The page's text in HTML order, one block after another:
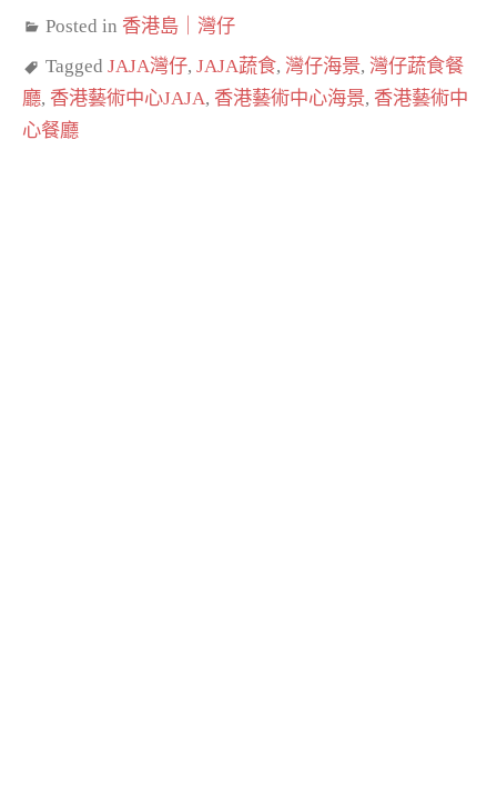
Posted in 香港島｜灣仔
Tagged JAJA灣仔, JAJA蔬食, 灣仔海景, 灣仔蔬食餐
廳, 香港藝術中心JAJA, 香港藝術中心海景, 香港藝術中
心餐廳